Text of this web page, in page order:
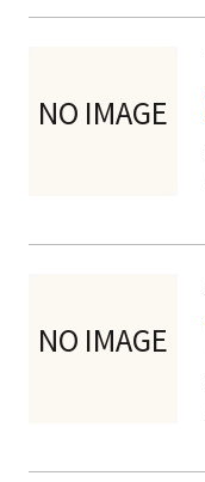
NO IMAGE
NO IMAGE